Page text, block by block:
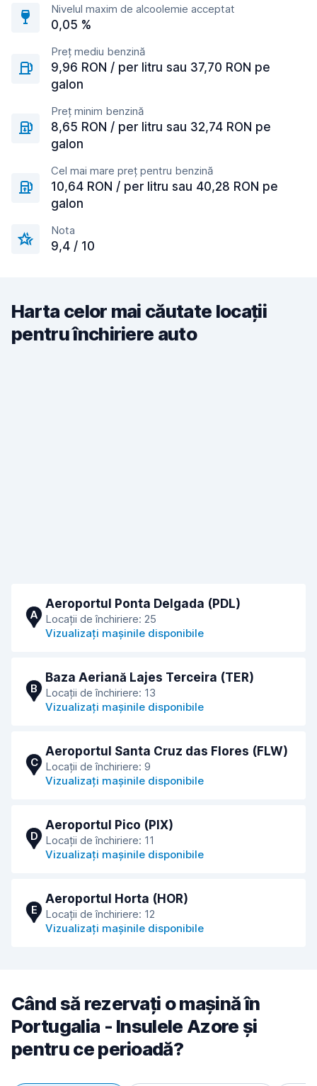
Nivelul maxim de alcoolemie acceptat
0,05 %
Preț mediu benzină
9,96 RON / per litru sau 37,70 RON pe
galon
Preț minim benzină
8,65 RON / per litru sau 32,74 RON pe
galon
Cel mai mare preț pentru benzină
10,64 RON / per litru sau 40,28 RON pe
galon
Nota
9,4 / 10
Harta celor mai căutate locații
pentru închiriere auto
A
Aeroportul Ponta Delgada (PDL)
Locații de închiriere: 25
Vizualizați mașinile disponibile
B
Baza Aeriană Lajes Terceira (TER)
Locații de închiriere: 13
Vizualizați mașinile disponibile
C
Aeroportul Santa Cruz das Flores (FLW)
Locații de închiriere: 9
Vizualizați mașinile disponibile
D
Aeroportul Pico (PIX)
Locații de închiriere: 11
Vizualizați mașinile disponibile
E
Aeroportul Horta (HOR)
Locații de închiriere: 12
Vizualizați mașinile disponibile
Când să rezervați o mașină în
Portugalia - Insulele Azore și
pentru ce perioadă?